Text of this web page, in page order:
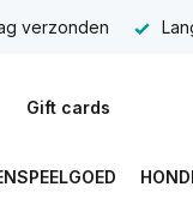
verzonden
Gift cards